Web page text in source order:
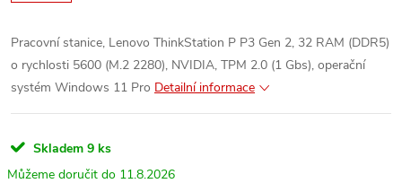
Pracovní stanice, Lenovo ThinkStation P P3 Gen 2, 32 RAM (DDR5)
o rychlosti 5600 (M.2 2280), NVIDIA, TPM 2.0 (1 Gbs), operační
systém Windows 11 Pro Detailní informace
Skladem 9 ks
11.8.2026